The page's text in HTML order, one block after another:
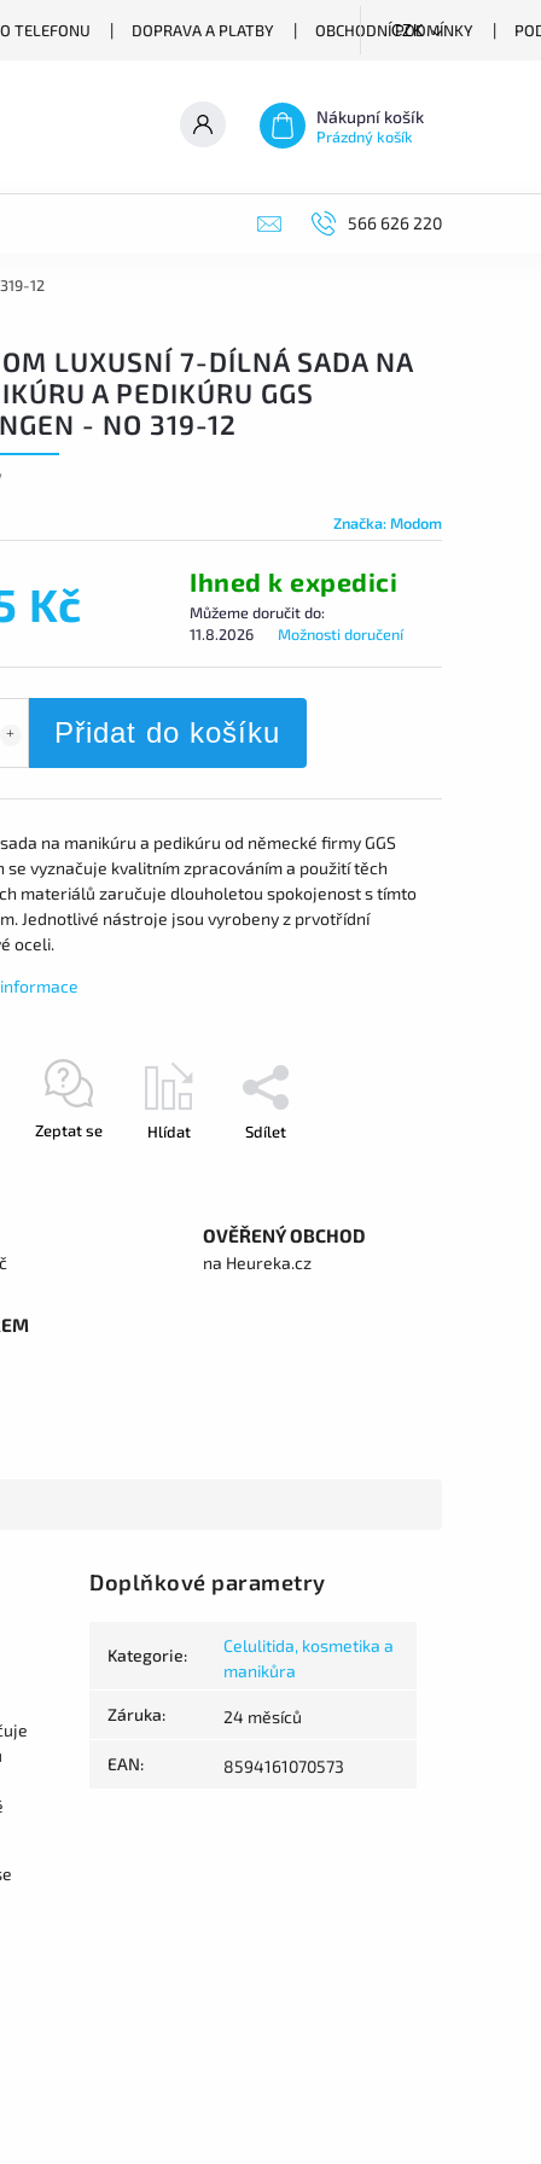
TELEFONU DOPRAVA A PLATBY OBCHODNÍ PODMÍNKY
CZK
Nákupní košík
Prázdný košík
566 626 220
12
LUXUSNÍ 7-DÍLNÁ SADA NA
A PEDIKÚRU GGS
- NO 319-12
Značka:Modom
Kč Ihned k expedici
Můžeme doručit do:
11.8.2026
Možnosti doručení
Přidat do košíku
na manikúru a pedikúru od německé firmy GGS
se vyznačuje kvalitním zpracováním a použití těch
materiálů zaručuje dlouholetou spokojenost s tímto
Jednotlivé nástroje jsou vyrobeny z prvotřídní
oceli.
Zeptat se Hlídat Sdílet
OVĚŘENÝ OBCHOD
na Heureka.cz
Doplňkové parametry
Kategorie:
Celulitida, kosmetika a
manikůra
Záruka: 24 měsíců
EAN: 8594161070573